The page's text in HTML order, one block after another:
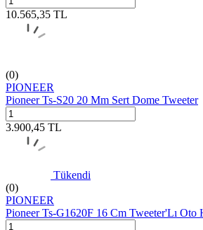
10.565,35 TL
(0)
PIONEER
Pioneer Ts-S20 20 Mm Sert Dome Tweeter
3.900,45 TL
Tükendi
(0)
PIONEER
Pioneer Ts-G1620F 16 Cm Tweeter'Lı Oto